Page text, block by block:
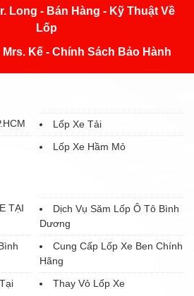
Long - Bán Hàng - Kỹ Thuật Về
Lốp
Mrs. Kế - Chính Sách Bảo Hành
Lốp Xe Tải
Lốp Xe Hầm Mỏ
TẠI
Dịch Vụ Săm Lốp Ô Tô Bình
Dương
Cung Cấp Lốp Xe Ben Chính
Hãng
Thay Vỏ Lốp Xe